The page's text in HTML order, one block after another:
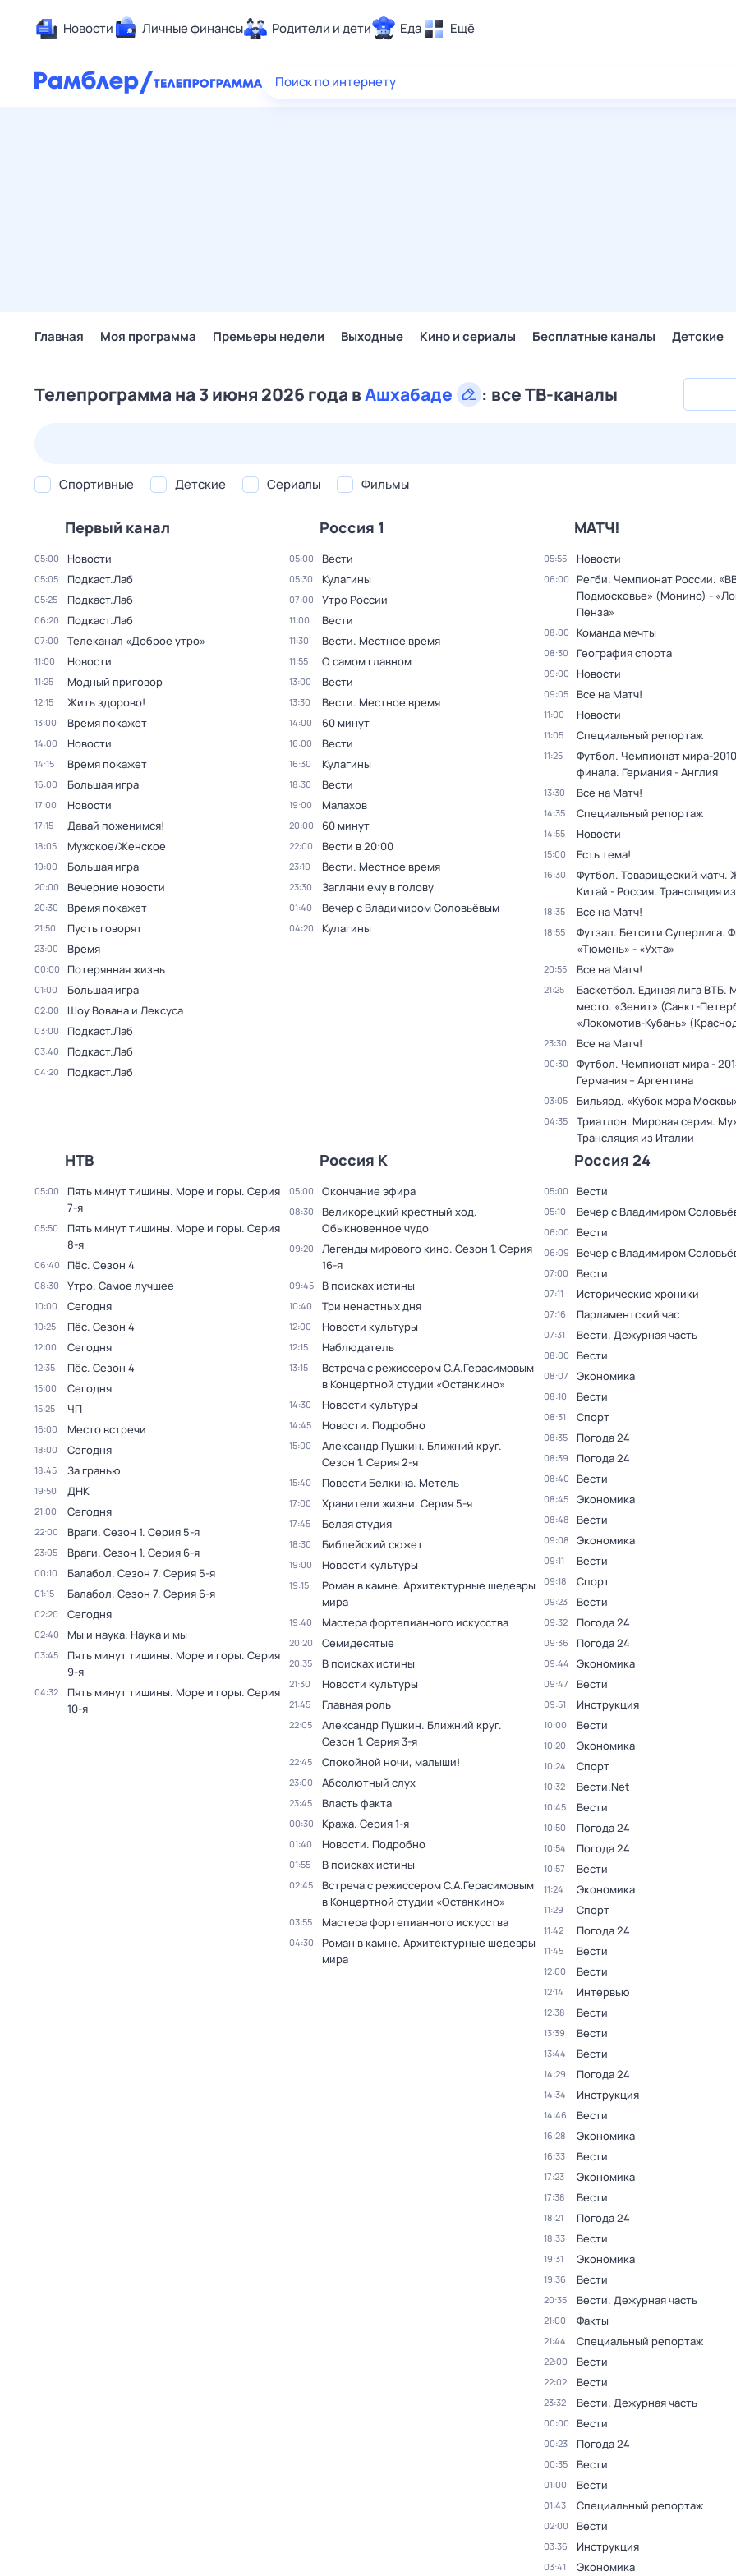
Новости Личные финансы Родители и дети Еда Ещё
Здоровье
Поиск по интернету
Главная Моя программа Премьеры недели Выходные Кино и сериалы Бесплатные каналы Детские
Телепрограмма на 3 июня 2026 года вАшхабаде : все ТВ-каналы
Спортивные Детские Сериалы Фильмы
Первый канал
05:00 Новости
05:05 Подкаст.Лаб
05:25 Подкаст.Лаб
06:20 Подкаст.Лаб
07:00 Телеканал «Доброе утро»
11:00 Новости
11:25 Модный приговор
12:15 Жить здорово!
13:00 Время покажет
14:00 Новости
14:15 Время покажет
16:00 Большая игра
17:00 Новости
17:15 Давай поженимся!
18:05 Мужское/Женское
19:00 Большая игра
20:00 Вечерние новости
20:30 Время покажет
21:50 Пусть говорят
23:00 Время
00:00 Потерянная жизнь
01:00 Большая игра
02:00 Шоу Вована и Лексуса
03:00 Подкаст.Лаб
03:40 Подкаст.Лаб
04:20 Подкаст.Лаб
Россия 1
05:00 Вести
05:30 Кулагины
07:00 Утро России
11:00 Вести
11:30 Вести. Местное время
11:55 О самом главном
13:00 Вести
13:30 Вести. Местное время
14:00 60 минут
16:00 Вести
16:30 Кулагины
18:30 Вести
19:00 Малахов
20:00 60 минут
22:00 Вести в 20:00
23:10 Вести. Местное время
23:30 Загляни ему в голову
01:40 Вечер с Владимиром Соловьёвым
04:20 Кулагины
МАТЧ!
05:55 Новости
06:00
Регби. Чемпионат России.
Подмосковье» (Монино) -
Пенза»
08:00 Команда мечты
08:30 География спорта
09:00 Новости
09:05 Все на Матч!
11:00 Новости
11:05 Специальный репортаж
11:25
Футбол. Чемпионат мира-
финала. Германия - Англия
13:30 Все на Матч!
14:35 Специальный репортаж
14:55 Новости
15:00 Есть тема!
16:30
Футбол. Товарищеский матч.
Китай - Россия. Трансляция
18:35 Все на Матч!
18:55
Футзал. Бетсити Суперлига.
«Тюмень» - «Ухта»
20:55 Все на Матч!
21:25
Баскетбол. Единая лига ВТБ.
место. «Зенит» (Санкт-
«Локомотив-Кубань»
23:30 Все на Матч!
00:30
Футбол. Чемпионат мира -
Германия – Аргентина
03:05 Бильярд. «Кубок мэра
04:35
Триатлон. Мировая серия.
Трансляция из Италии
НТВ
05:00 Пять минут тишины. Море и горы. Серия
7-я
05:50 Пять минут тишины. Море и горы. Серия
8-я
06:40 Пёс. Сезон 4
08:30 Утро. Самое лучшее
10:00 Сегодня
10:25 Пёс. Сезон 4
12:00 Сегодня
12:35 Пёс. Сезон 4
15:00 Сегодня
15:25 ЧП
16:00 Место встречи
18:00 Сегодня
18:45 За гранью
19:50 ДНК
21:00 Сегодня
22:00 Враги. Сезон 1. Серия 5-я
23:05 Враги. Сезон 1. Серия 6-я
00:10 Балабол. Сезон 7. Серия 5-я
01:15 Балабол. Сезон 7. Серия 6-я
02:20 Сегодня
02:40 Мы и наука. Наука и мы
03:45 Пять минут тишины. Море и горы. Серия
9-я
04:32 Пять минут тишины. Море и горы. Серия
10-я
Россия К
05:00 Окончание эфира
08:30
Великорецкий крестный ход.
Обыкновенное чудо
09:20 Легенды мирового кино. Сезон 1. Серия
16-я
09:45 В поисках истины
10:40 Три ненастных дня
12:00 Новости культуры
12:15 Наблюдатель
13:15
Встреча с режиссером С.А.Герасимовым
в Концертной студии «Останкино»
14:30 Новости культуры
14:45 Новости. Подробно
15:00 Александр Пушкин. Ближний круг.
Сезон 1. Серия 2-я
15:40 Повести Белкина. Метель
17:00 Хранители жизни. Серия 5-я
17:45 Белая студия
18:30 Библейский сюжет
19:00 Новости культуры
19:15
Роман в камне. Архитектурные шедевры
мира
19:40 Мастера фортепианного искусства
20:20 Семидесятые
20:35 В поисках истины
21:30 Новости культуры
21:45 Главная роль
22:05 Александр Пушкин. Ближний круг.
Сезон 1. Серия 3-я
22:45 Спокойной ночи, малыши!
23:00 Абсолютный слух
23:45 Власть факта
00:30 Кража. Серия 1-я
01:40 Новости. Подробно
01:55 В поисках истины
02:45
Встреча с режиссером С.А.Герасимовым
в Концертной студии «Останкино»
03:55 Мастера фортепианного искусства
04:30
Роман в камне. Архитектурные шедевры
мира
Россия 24
05:00 Вести
05:10 Вечер с Владимиром
06:00 Вести
06:09 Вечер с Владимиром
07:00 Вести
07:11 Исторические хроники
07:16 Парламентский час
07:31 Вести. Дежурная часть
08:00 Вести
08:07 Экономика
08:10 Вести
08:31 Спорт
08:35 Погода 24
08:39 Погода 24
08:40 Вести
08:45 Экономика
08:48 Вести
09:08 Экономика
09:11 Вести
09:18 Спорт
09:23 Вести
09:32 Погода 24
09:36 Погода 24
09:44 Экономика
09:47 Вести
09:51 Инструкция
10:00 Вести
10:20 Экономика
10:24 Спорт
10:32 Вести.Net
10:45 Вести
10:50 Погода 24
10:54 Погода 24
10:57 Вести
11:24 Экономика
11:29 Спорт
11:42 Погода 24
11:45 Вести
12:00 Вести
12:14 Интервью
12:38 Вести
13:39 Вести
13:44 Вести
14:29 Погода 24
14:34 Инструкция
14:46 Вести
16:28 Экономика
16:33 Вести
17:23 Экономика
17:38 Вести
18:21 Погода 24
18:33 Вести
19:31 Экономика
19:36 Вести
20:35 Вести. Дежурная часть
21:00 Факты
21:44 Специальный репортаж
22:00 Вести
22:02 Вести
23:32 Вести. Дежурная часть
00:00 Вести
00:23 Погода 24
00:35 Вести
01:00 Вести
01:43 Специальный репортаж
02:00 Вести
03:36 Инструкция
03:41 Экономика